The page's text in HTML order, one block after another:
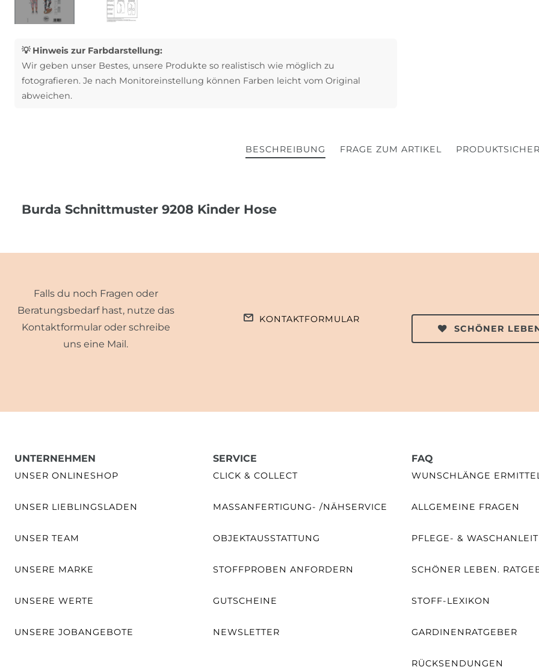
💡 Hinweis zur Farbdarstellung:
Wir geben unser Bestes, unsere Produkte so realistisch wie möglich zu
fotografieren. Je nach Monitoreinstellung können Farben leicht vom Original
abweichen.
BESCHREIBUNG FRAGE ZUM ARTIKEL
Burda Schnittmuster 9208 Kinder Hose
Falls du noch Fragen oder
Beratungsbedarf hast, nutze das
Kontaktformular oder schreibe
uns eine Mail.
KONTAKTFORMULAR
SCHÖNER
UNTERNEHMEN
UNSER ONLINESHOP
UNSER LIEBLINGSLADEN
UNSER TEAM
UNSERE MARKE
UNSERE WERTE
UNSERE JOBANGEBOTE
SERVICE
CLICK & COLLECT
MASSANFERTIGUNG- /NÄHSERVICE
OBJEKTAUSSTATTUNG
STOFFPROBEN ANFORDERN
GUTSCHEINE
NEWSLETTER
FAQ
WUNSCHLÄNGE
ALLGEMEINE FRAGEN
PFLEGE- &
SCHÖNER LEBEN.
STOFF-LEXIKON
GARDINENRATGEBER
RÜCKSENDUNGEN